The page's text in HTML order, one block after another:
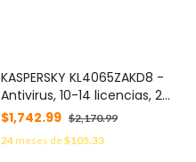
KASPERSKY KL4065ZAKD8 -
Antivirus, 10-14 licencias, 2
años
$1,742.99 $2,170.99
24meses de$105.33